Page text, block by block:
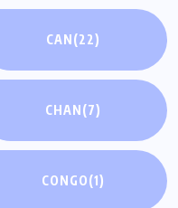
CAN(22)
CHAN(7)
CONGO(1)